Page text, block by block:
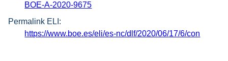
BOE-A-2020-9675
Permalink ELI:
https://www.boe.es/eli/es-nc/dlf/2020/06/17/6/con